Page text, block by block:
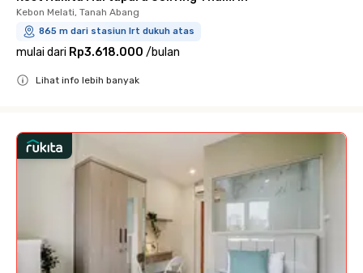
Kebon Melati, Tanah Abang
865 m dari stasiun lrt dukuh atas
mulai dari Rp3.618.000 /bulan
Lihat info lebih banyak